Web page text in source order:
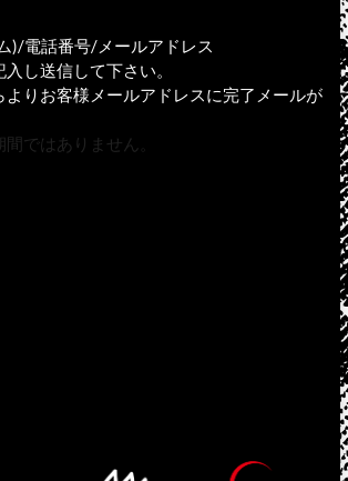
)/電話番号/メールアドレス
し送信して下さい。
よりお客様メールアドレスに完了メールが
ではありません。